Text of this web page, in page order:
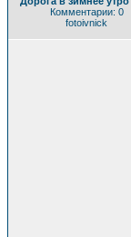
Комментарии: 0
fotoivnick